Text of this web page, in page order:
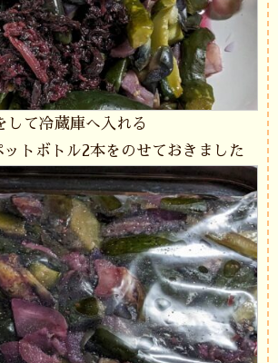
して冷蔵庫へ入れる
トボトル2本をのせておきました